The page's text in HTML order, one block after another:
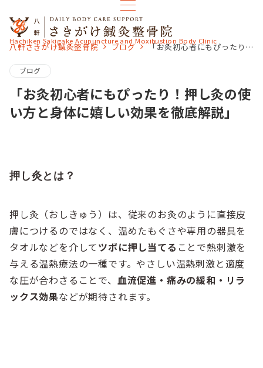
Hachiken Sakigake Acupuncture and Moxibustion Body Clinic
八軒さきがけ鍼灸整骨院 ブログ 「お灸初心者にもぴったり！押し灸の使い方と身体に嬉しい効果を徹底解説」
ブログ
「お灸初心者にもぴったり！押し灸の使
い方と身体に嬉しい効果を徹底解説」
押し灸とは？
押し灸（おしきゅう）は、従来のお灸のように直接皮
膚につけるのではなく、温めたもぐさや専用の器具を
タオルなどを介してツボに押し当てる ことで熱刺激を
与える温熱療法の一種です。やさしい温熱刺激と適度
な圧が合わさることで、 血流促進・痛みの緩和・リラ
ックス効果などが期待されます。